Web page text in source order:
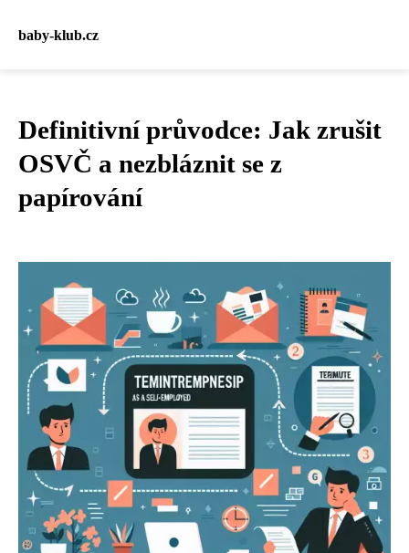
baby-klub.cz
Definitivní průvodce: Jak zrušit
OSVČ a nezbláznit se z
papírování